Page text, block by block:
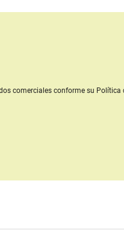
comercialesconforme su Política